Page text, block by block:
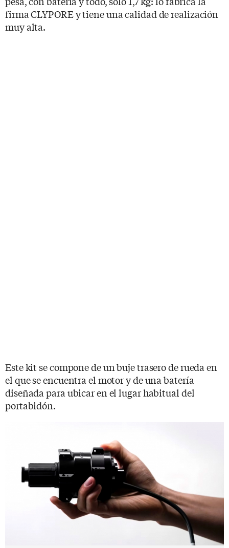
firma CLYPORE y tiene una calidad de realización
muy alta.
Este kit se compone de un buje trasero de rueda en
el que se encuentra el motor y de una batería
diseñada para ubicar en el lugar habitual del
portabidón.